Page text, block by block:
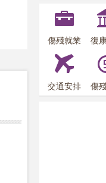
傷殘就業 復
交通安排 傷